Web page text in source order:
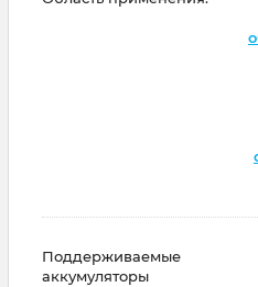
Поддерживаемые
аккумуляторы